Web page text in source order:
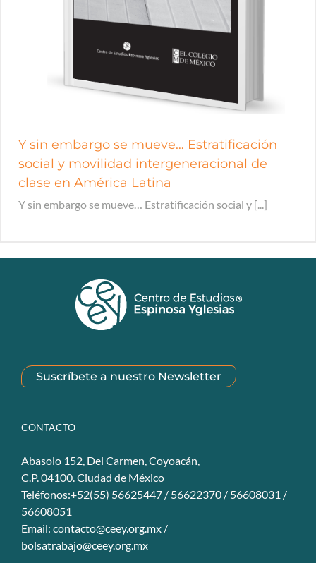
Y sin embargo se mueve… Estratificación
social y movilidad intergeneracional de
clase en América Latina
Y sin embargo se mueve… Estratificación social y [...]
Suscríbete a nuestro Newsletter
CONTACTO
Abasolo 152, Del Carmen, Coyoacán,
C.P. 04100. Ciudad de México
Teléfonos:+52(55) 56625447 / 56622370 / 56608031 /
56608051
Email: contacto@ceey.org.mx /
bolsatrabajo@ceey.org.mx